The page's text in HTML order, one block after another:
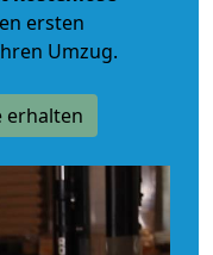
ersten
Umzug.
erhalten